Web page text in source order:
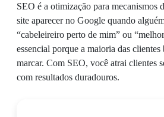
SEO é a otimização para mecanismos
site aparecer no Google quando
“cabeleireiro perto de mim” ou
essencial porque a maioria das clientes
marcar. Com SEO, você atrai clientes
com resultados duradouros.